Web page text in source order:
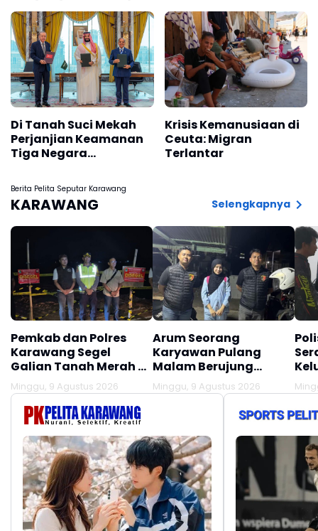
Yerusalem
Di Tanah Suci Mekah
Perjanjian Keamanan
Tiga Negara
Krisis Kemanusiaan di
Ceuta: Migran
Terlantar
Berita Pelita Seputar Karawang
KARAWANG Selengkapnya
Pemkab dan Polres
Karawang Segel
Galian Tanah Merah di
Desa Citarik
Tirtamulya, Akses
Lokasi Ditutup!!!
Minggu, 9 Agustus 2026
Arum Seorang
Karyawan Pulang
Malam Berujung
Dijajap Balik Polisi,
Begini Kisahnya
Minggu, 9 Agustus 2026